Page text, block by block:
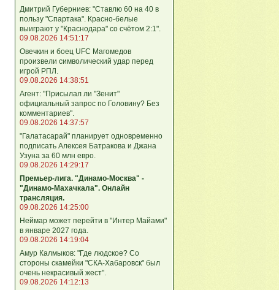
Дмитрий Губерниев: "Ставлю 60 на 40 в
пользу "Спартака". Красно-белые
выиграют у "Краснодара" со счётом 2:1".
09.08.2026 14:51:17
Овечкин и боец UFC Магомедов
произвели символический удар перед
игрой РПЛ.
09.08.2026 14:38:51
Агент: "Присылал ли "Зенит"
официальный запрос по Головину? Без
комментариев".
09.08.2026 14:37:57
"Галатасарай" планирует одновременно
подписать Алексея Батракова и Джана
Узуна за 60 млн евро.
09.08.2026 14:29:17
Премьер-лига. "Динамо-Москва" -
"Динамо-Махачкала". Онлайн
трансляция.
09.08.2026 14:25:00
Неймар может перейти в "Интер Майами"
в январе 2027 года.
09.08.2026 14:19:04
Амур Калмыков: "Где людское? Со
стороны скамейки "СКА-Хабаровск" был
очень некрасивый жест".
09.08.2026 14:12:13